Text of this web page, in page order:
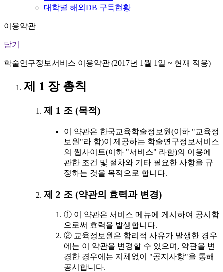
대학별 해외DB 구독현황
이용약관
닫기
학술연구정보서비스 이용약관 (2017년 1월 1일 ~ 현재 적용)
제 1 장 총칙
제 1 조 (목적)
이 약관은 한국교육학술정보원(이하 "교육정
보원"라 함)이 제공하는 학술연구정보서비스
의 웹사이트(이하 "서비스" 라함)의 이용에
관한 조건 및 절차와 기타 필요한 사항을 규
정하는 것을 목적으로 합니다.
제 2 조 (약관의 효력과 변경)
① 이 약관은 서비스 메뉴에 게시하여 공시함
으로써 효력을 발생합니다.
② 교육정보원은 합리적 사유가 발생한 경우
에는 이 약관을 변경할 수 있으며, 약관을 변
경한 경우에는 지체없이 "공지사항"을 통해
공시합니다.